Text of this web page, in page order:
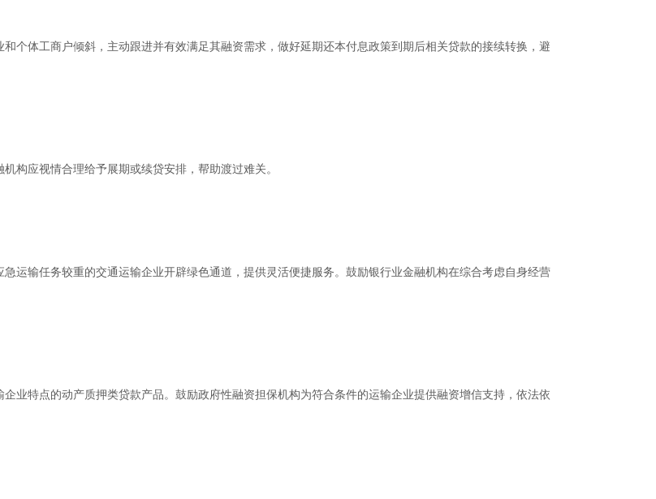
个体工商户倾斜，主动跟进并有效满足其融资需求，做好延期还本付息政策到期后相关贷款的接续转换，避
构应视情合理给予展期或续贷安排，帮助渡过难关。
运输任务较重的交通运输企业开辟绿色通道，提供灵活便捷服务。鼓励银行业金融机构在综合考虑自身经营
业特点的动产质押类贷款产品。鼓励政府性融资担保机构为符合条件的运输企业提供融资增信支持，依法依